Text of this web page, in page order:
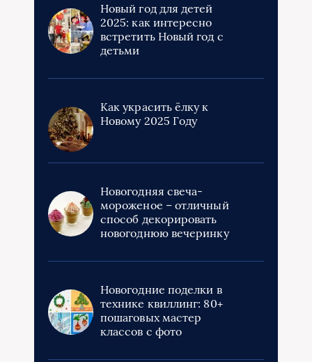
Новый год для детей
2025: как интересно
встретить Новый год с
детьми
Как украсить ёлку к
Новому 2025 Году
Новогодняя свеча-
мороженое – отличный
способ декорировать
новогоднюю вечеринку
Новогодние поделки в
технике квиллинг: 80+
пошаговых мастер
классов с фото